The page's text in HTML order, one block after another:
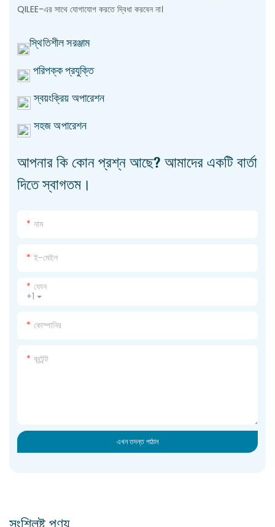
QILEE-এর সাথে যোগাযোগ করতে দ্বিধা করবেন না।
স্থিতিশীল সরঞ্জাম
পরিপক্ক প্রযুক্তি
স্বয়ংক্রিয় অপারেশন
সহজ অপারেশন
আপনার কি কোন প্রশ্ন আছে? আমাদের একটি বার্তা
দিতে স্বাগতম।
নাম
ই-মেইল
+1
ফোন
কোম্পানির
কন্টেন্ট
এখন তদন্ত পাঠান